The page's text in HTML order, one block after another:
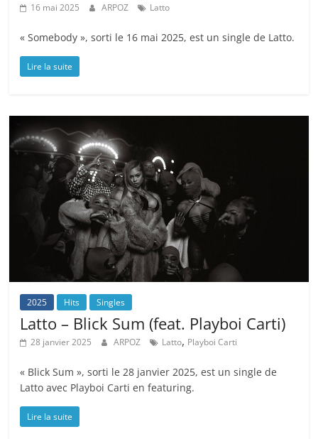
16 mai 2025 ARPOZ Latto
« Somebody », sorti le 16 mai 2025, est un single de Latto.
Lire la suite
2025 Hits Singles
Latto – Blick Sum (feat. Playboi Carti)
28 janvier 2025 ARPOZ Latto, Playboi Carti
« Blick Sum », sorti le 28 janvier 2025, est un single de
Latto avec Playboi Carti en featuring.
Lire la suite